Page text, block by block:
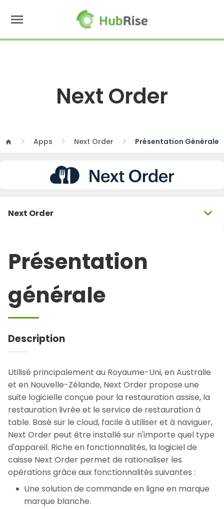
menu
Next Order
home Apps Next Order Présentation Générale
Next Order expand_more
Présentation
générale
Description
Utilisé principalement au Royaume-Uni, en Australie
et en Nouvelle-Zélande, Next Order propose une
suite logicielle conçue pour la restauration assise, la
restauration livrée et le service de restauration à
table. Basé sur le cloud, facile à utiliser et à naviguer,
Next Order peut être installé sur n'importe quel type
d'appareil. Riche en fonctionnalités, la logiciel de
caisse Next Order permet de rationaliser les
opérations grâce aux fonctionnalités suivantes :
Une solution de commande en ligne en marque
marque blanche.